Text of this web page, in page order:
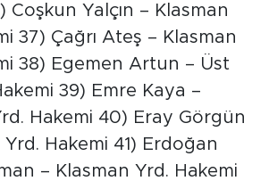
Coşkun Yalçın – Klasman
37) Çağrı Ateş – Klasman
38) Egemen Artun – Üst
39) Emre Kaya –
Hakemi 40) Eray Görgün
Yrd. Hakemi 41) Erdoğan
– Klasman Yrd. Hakemi